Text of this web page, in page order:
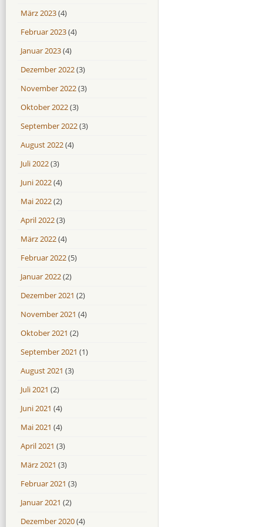
März 2023(4)
Februar 2023(4)
Januar 2023(4)
Dezember 2022(3)
November 2022(3)
Oktober 2022(3)
September 2022(3)
August 2022(4)
Juli 2022(3)
Juni 2022(4)
Mai 2022(2)
April 2022(3)
März 2022(4)
Februar 2022(5)
Januar 2022(2)
Dezember 2021 (2)
November 2021 (4)
Oktober 2021 (2)
September 2021 (1)
August 2021 (3)
Juli 2021 (2)
Juni 2021 (4)
Mai 2021 (4)
April 2021 (3)
März 2021 (3)
Februar 2021 (3)
Januar 2021 (2)
Dezember 2020(4)